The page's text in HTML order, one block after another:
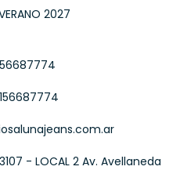
2027
- LOCAL 2 Av. Avellaneda